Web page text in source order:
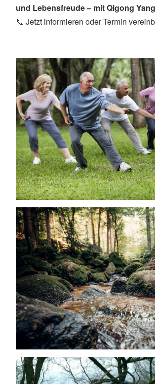
und Lebensfreude – mit Qigong
📞 Jetzt informieren oder Termin